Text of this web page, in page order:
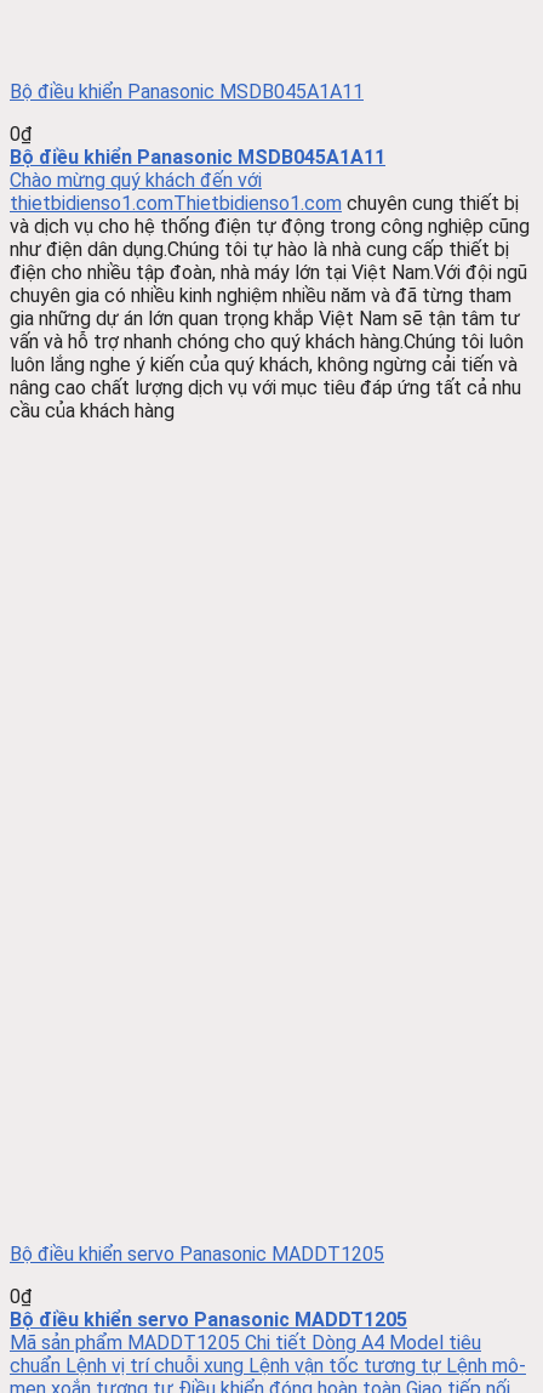
Bộ điều khiển Panasonic MSDB045A1A11
0₫
Bộ điều khiển Panasonic MSDB045A1A11
Chào mừng quý khách đến với
thietbidienso1.comThietbidienso1.com chuyên cung thiết bị
và dịch vụ cho hệ thống điện tự động trong công nghiệp cũng
như điện dân dụng.Chúng tôi tự hào là nhà cung cấp thiết bị
điện cho nhiều tập đoàn, nhà máy lớn tại Việt Nam.Với đội ngũ
chuyên gia có nhiều kinh nghiệm nhiều năm và đã từng tham
gia những dự án lớn quan trọng khắp Việt Nam sẽ tận tâm tư
vấn và hỗ trợ nhanh chóng cho quý khách hàng.Chúng tôi luôn
luôn lắng nghe ý kiến của quý khách, không ngừng cải tiến và
nâng cao chất lượng dịch vụ với mục tiêu đáp ứng tất cả nhu
cầu của khách hàng
Bộ điều khiển servo Panasonic MADDT1205
0₫
Bộ điều khiển servo Panasonic MADDT1205
Mã sản phẩm MADDT1205 Chi tiết Dòng A4 Model tiêu
chuẩn Lệnh vị trí chuỗi xung Lệnh vận tốc tương tự Lệnh mô-